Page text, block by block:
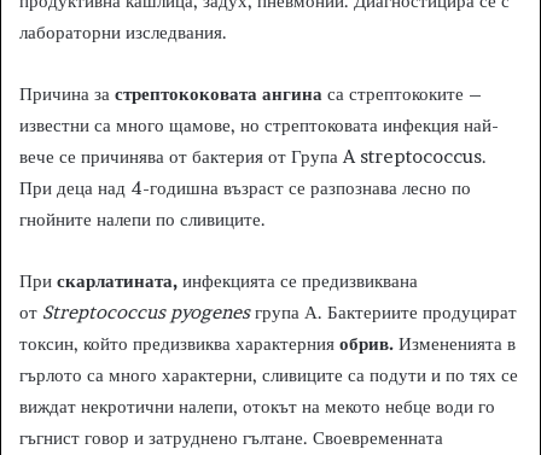
лабораторни изследвания.
Причина за стрептококовата ангина са стрептококите –
известни са много щамове, но стрептоковата инфекция най-
вече се причинява от бактерия от Група A streptococcus.
При деца над 4-годишна възраст се разпознава лесно по
гнойните налепи по сливиците.
При скарлатината, инфекцията се предизвиквана
от Streptococcus pyogenes група А. Бактериите продуцират
токсин, който предизвиква характерния обрив. Измененията в
гърлото са много характерни, сливиците са подути и по тях се
виждат некротични налепи, отокът на мекото небце води го
гъгнист говор и затруднено гълтане. Своевременната